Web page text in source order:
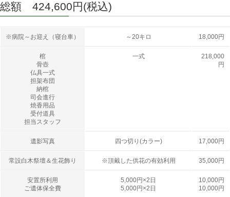
総額 424,600円 (税込)
※病院～お迎え（寝台車） ～20キロ 18,000円
棺
骨壺
仏具一式
担架布団
納棺
司会進行
焼香用品
受付道具
担当スタッフ
一式
218,000
円
遺影写真 四つ切り(カラー) 17,000円
常設白木祭壇＆生花飾り ※頂戴した供花の有効利用 35,000円
安置所利用
ご遺体保全費
5,000円×2日
5,000円×2日
10,000円
10,000円